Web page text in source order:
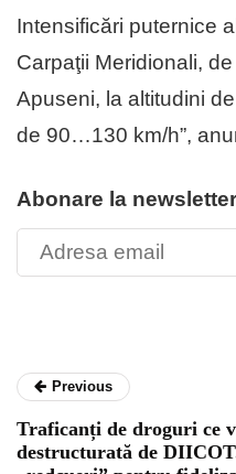
Intensificări puternice
Carpaţii Meridionali,
Apuseni, la altitudini
de 90…130 km/h”,
Abonare la
Previous
Traficanți de droguri ce
destructurată de